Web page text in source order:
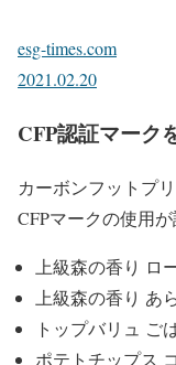
esg-times.com
2021.02.20
CFP認証マーク
カーボンフットプ
CFPマークの使用
上級森の香り ロ
上級森の香り あ
トップバリュ ご
ポテトチップス